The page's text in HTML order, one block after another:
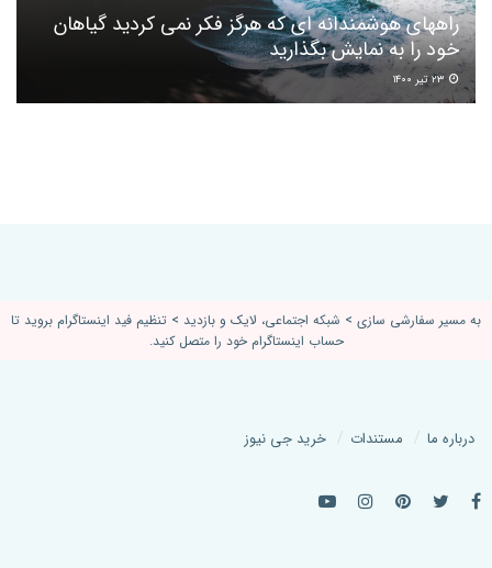
راههای هوشمندانه ای که هرگز فکر نمی کردید گیاهان
خود را به نمایش بگذارید
به مسیر سفارشی سازی > شبکه اجتماعی، لایک و بازدید > تنظیم فید اینستاگرام بروید تا
حساب اینستاگرام خود را متصل کنید.
درباره ما مستندات خرید جی نیوز